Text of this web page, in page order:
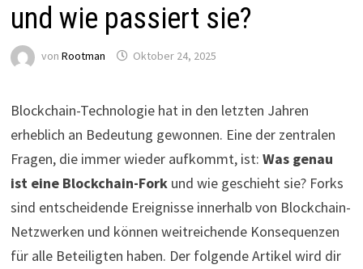
und wie passiert sie?
von Rootman Oktober 24, 2025
Blockchain-Technologie hat in den letzten Jahren
erheblich an Bedeutung gewonnen. Eine der zentralen
Fragen, die immer wieder aufkommt, ist: Was genau
ist eine Blockchain-Forkund wie geschieht sie? Forks
sind entscheidende Ereignisse innerhalb von Blockchain-
Netzwerken und können weitreichende Konsequenzen
für alle Beteiligten haben. Der folgende Artikel wird dir